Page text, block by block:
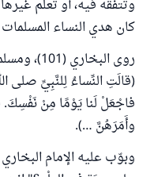
وتتفقه فيه، أو تعلم
كان هدي النساء
(قالَتِ النِّساءُ لِلنَّبِيِّ صلى
فاجْعَلْ لَنا يَوْمًا مِنْ
وأَمَرَهُنَّ …).
وبوّب عليه الإمام